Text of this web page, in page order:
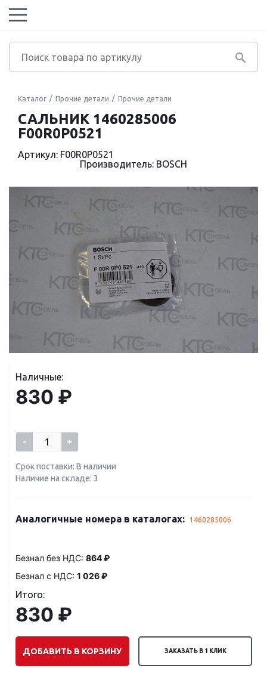
Каталог Прочие детали Прочие детали
САЛЬНИК 1460285006
F00R0P0521
Артикул: F00R0P0521
Производитель: BOSCH
Наличные:
830 ₽
- +
Срок поставки: В наличии
Наличие на складе: 3
Аналогичные номера в каталогах: 1460285006
Безнал без НДС: 864 ₽
Безнал с НДС: 1 026 ₽
Итого:
830 ₽
ДОБАВИТЬ В КОРЗИНУ ЗАКАЗАТЬ В 1 КЛИК